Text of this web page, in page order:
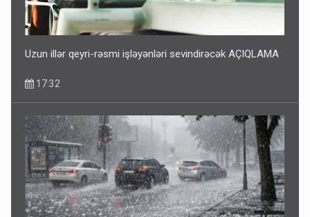
Uzun illər qeyri-rəsmi işləyənləri sevindirəcək AÇIQLAMA
17:32